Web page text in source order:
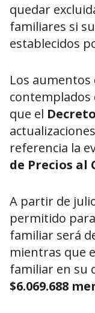
quedar
familiares si
establecidos
Los aumentos
contemplados
que el
referencia la
de Precios al
A partir de
permitido
familiar será
mientras que
familiar en su
$6.069.688